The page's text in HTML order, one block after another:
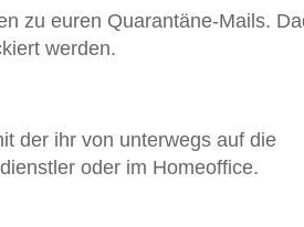
zu euren Quarantäne-Mails.
werden.
der ihr von unterwegs auf die
oder im Homeoffice.